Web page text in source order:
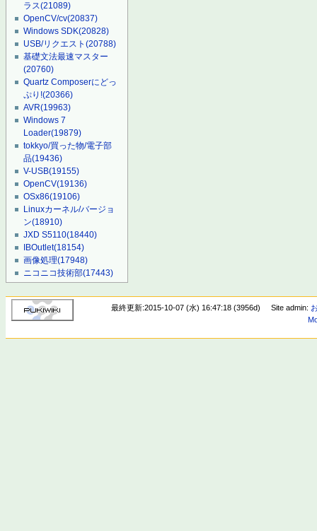
ラス(21089)
OpenCV/cv(20837)
Windows SDK(20828)
USB/リクエスト(20788)
基礎文法最速マスター
(20760)
Quartz Composerにどっ
ぷり!(20366)
AVR(19963)
Windows 7
Loader(19879)
tokkyo/買った物/電子部
品(19436)
V-USB(19155)
OpenCV(19136)
OSx86(19106)
Linuxカーネル/バージョ
ン(18910)
JXD S5110(18440)
IBOutlet(18154)
画像処理(17948)
ニコニコ技術部(17443)
最終更新:2015-10-07 (水) 16:47:18 (3956d) Site admin: